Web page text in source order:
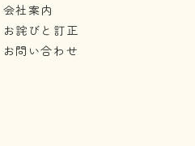
会社案内
お詫びと訂正
お問い合わせ